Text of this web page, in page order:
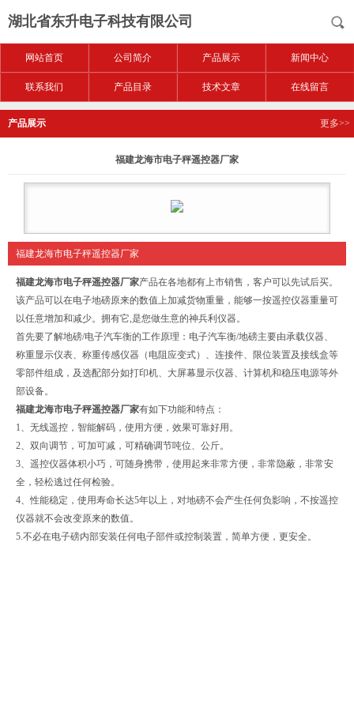
湖北省东升电子科技有限公司
网站首页 公司简介 产品展示 新闻中心
联系我们 产品目录 技术文章 在线留言
产品展示 更多>>
福建龙海市电子秤遥控器厂家
福建龙海市电子秤遥控器厂家
福建龙海市电子秤遥控器厂家产品在各地都有上市销售，客户可以先试后买。
该产品可以在电子地磅原来的数值上加减货物重量，能够一按遥控仪器重量可
以任意增加和减少。拥有它,是您做生意的神兵利仪器。
首先要了解地磅/电子汽车衡的工作原理：电子汽车衡/地磅主要由承载仪器、
称重显示仪表、称重传感仪器（电阻应变式）、连接件、限位装置及接线盒等
零部件组成，及选配部分如打印机、大屏幕显示仪器、计算机和稳压电源等外
部设备。
福建龙海市电子秤遥控器厂家有如下功能和特点：
1、无线遥控，智能解码，使用方便，效果可靠好用。
2、双向调节，可加可减，可精确调节吨位、公斤。
3、遥控仪器体积小巧，可随身携带，使用起来非常方便，非常隐蔽，非常安
全，轻松逃过任何检验。
4、性能稳定，使用寿命长达5年以上，对地磅不会产生任何负影响，不按遥控
仪器就不会改变原来的数值。
5.不必在电子磅内部安装任何电子部件或控制装置，简单方便，更安全。